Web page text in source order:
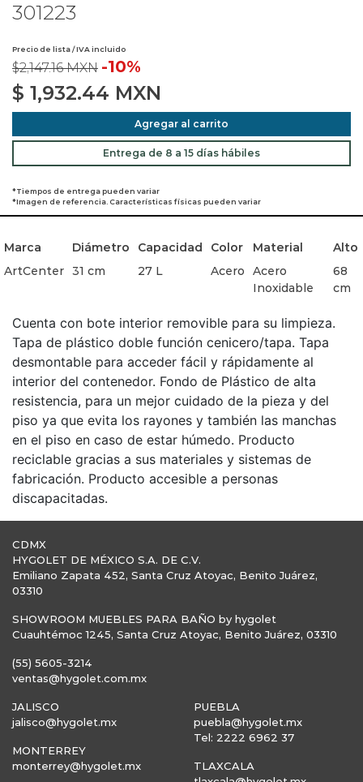
301223
Precio de lista / IVA incluido
$2,147.16 MXN -10%
$ 1,932.44 MXN
Agregar al carrito
Entrega de 8 a 15 días hábiles
*Tiempos de entrega pueden variar
*Imagen de referencia. Características físicas pueden variar
Marca Diámetro Capacidad Color Material
Alto
ArtCenter 31 cm 27 L Acero
Acero
Inoxidable
68
cm
Cuenta con bote interior removible para su limpieza.
Tapa de plástico doble función cenicero/tapa. Tapa
desmontable para acceder fácil y rápidamente al
interior del contenedor. Fondo de Plástico de alta
resistencia, para un mejor cuidado de la pieza y del
piso ya que evita los rayones y también las manchas
en el piso en caso de estar húmedo. Producto
reciclable gracias a sus materiales y sistemas de
fabricación. Producto accesible a personas
discapacitadas.
CDMX
HYGOLET DE MÉXICO S.A. DE C.V.
Emiliano Zapata 452, Santa Cruz Atoyac, Benito Juárez,
03310
SHOWROOM MUEBLES PARA BAÑO by hygolet
Cuauhtémoc 1245, Santa Cruz Atoyac, Benito Juárez, 03310
(55) 5605-3214
ventas@hygolet.com.mx
JALISCO
jalisco@hygolet.mx
MONTERREY
monterrey@hygolet.mx
PUEBLA
puebla@hygolet.mx
Tel: 2222 6962 37
TLAXCALA